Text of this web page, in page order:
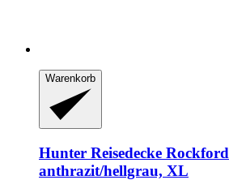
Warenkorb
Hunter Reisedecke Rockford
anthrazit/hellgrau, XL